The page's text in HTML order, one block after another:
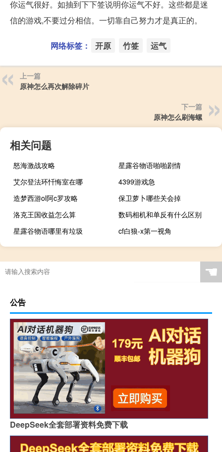
你运气很好。如抽到下下签说明你运气不好。这些都是迷
信的游戏,不要过分相信。一切靠自己努力才是真正的。
网络标签： 开原 竹签 运气
上一篇
原神怎么再次解除碎片
下一篇
原神怎么刷海螺
相关问题
怒海激战攻略
星露谷物语啪啪剧情
艾尔登法环忏悔室在哪
4399游戏急
造梦西游ol阿c罗攻略
保卫萝卜哪些关会掉
洛克王国收益怎么算
数码相机和单反有什么区别
星露谷物语哪里有垃圾
cf白狼-x第一视角
☚
公告
DeepSeek全套部署资料免费下载